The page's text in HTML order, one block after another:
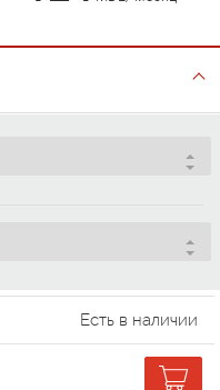
Есть в наличии